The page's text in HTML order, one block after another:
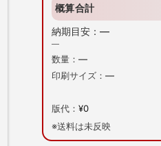
概算合計
納期目安：—
—
数量：—
印刷サイズ：—
版代：¥0
※送料は未反映